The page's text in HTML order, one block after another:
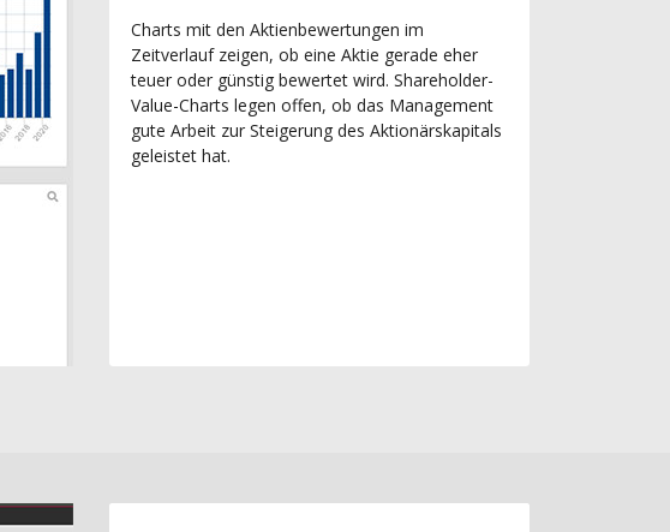
Charts mit den Aktienbewertungen im
Zeitverlauf zeigen, ob eine Aktie gerade eher
teuer oder günstig bewertet wird. Shareholder-
Value-Charts legen offen, ob das Management
gute Arbeit zur Steigerung des Aktionärskapitals
geleistet hat.